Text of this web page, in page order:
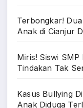
Terbongkar!
Anak di Cianjur
Miris! Siswi
Tindakan Tak
Kasus Bullying
Anak Diduga